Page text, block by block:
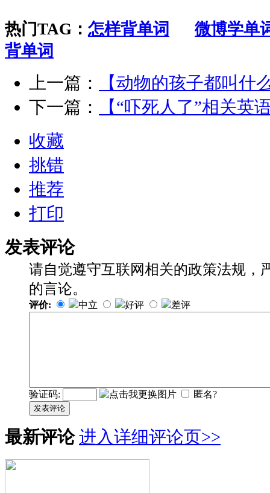
热门TAG： 怎样背单词
微博学单
背单词
上一篇：
【动物的孩子都叫什
下一篇：
【“吓死人了”相关英
收藏
挑错
推荐
打印
发表评论
请自觉遵守互联网相关的政策法规，
的言论。
评价: 中立 好评 差评
验证码: 匿名?
发表评论
最新评论 进入详细评论页>>